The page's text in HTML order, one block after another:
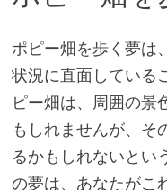
ポピー畑を歩く夢は
状況に直面している
ピー畑は、周囲の景
もしれませんが、そ
るかもしれないとい
の夢は、あなたがこ